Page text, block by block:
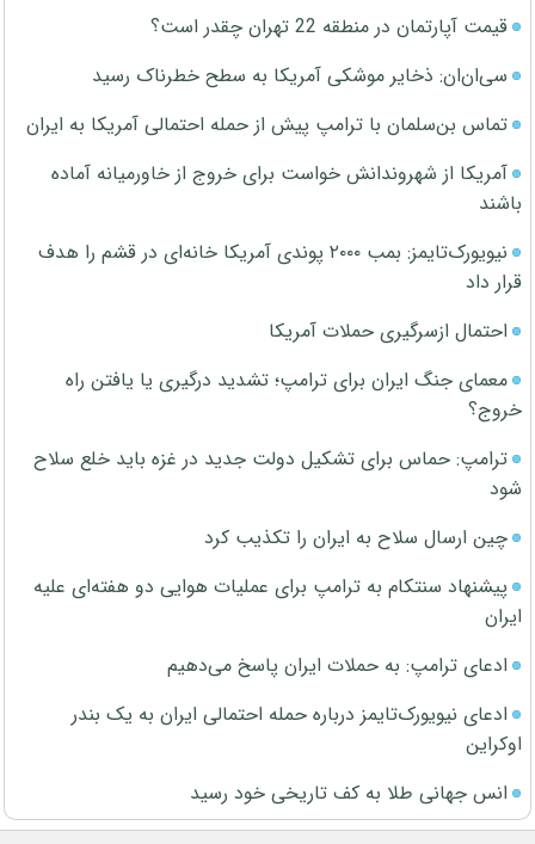
قیمت آپارتمان در منطقه 22 تهران چقدر است؟
سی‌ان‌ان: ذخایر موشکی آمریکا به سطح خطرناک رسید
تماس بن‌سلمان با ترامپ پیش از حمله احتمالی آمریکا به ایران
آمریکا از شهروندانش خواست برای خروج از خاورمیانه آماده
باشند
نیویورک‌تایمز: بمب ۲۰۰۰ پوندی آمریکا خانه‌ای در قشم را هدف
قرار داد
احتمال ازسرگیری حملات آمریکا
معمای جنگ ایران برای ترامپ؛ تشدید درگیری یا یافتن راه
خروج؟
ترامپ: حماس برای تشکیل دولت جدید در غزه باید خلع سلاح
شود
چین ارسال سلاح به ایران را تکذیب کرد
پیشنهاد سنتکام به ترامپ برای عملیات هوایی دو هفته‌ای علیه
ایران
ادعای ترامپ: به حملات ایران پاسخ می‌دهیم
ادعای نیویورک‌تایمز درباره حمله احتمالی ایران به یک بندر
اوکراین
انس جهانی طلا به کف تاریخی خود رسید